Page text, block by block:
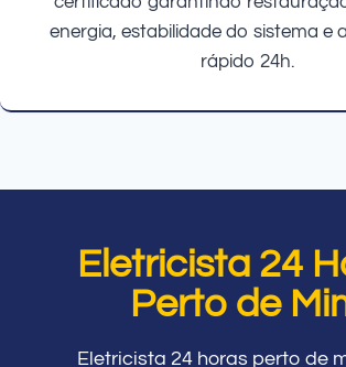
energia, estabilidade do sistema e
rápido 24h.
Eletricista 24
Perto de
Eletricista 24 horas perto de